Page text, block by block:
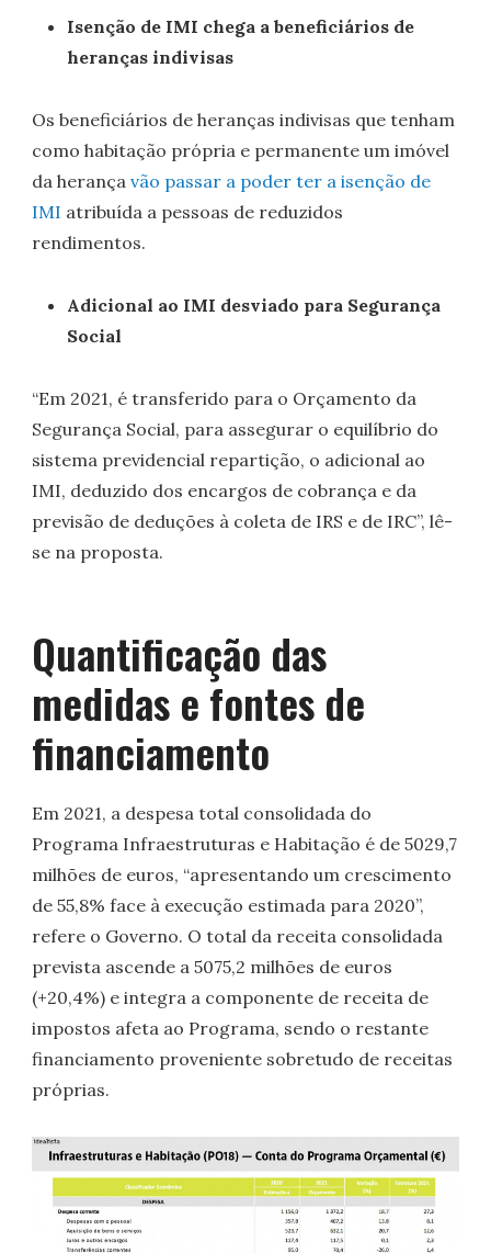
Isenção de IMI chega a beneficiários de
heranças indivisas
Os beneficiários de heranças indivisas que tenham
como habitação própria e permanente um imóvel
da herançavão passar a poder ter a isenção de
IMI atribuída a pessoas de reduzidos
rendimentos.
Adicional ao IMI desviado para Segurança
Social
“Em 2021, é transferido para o Orçamento da
Segurança Social, para assegurar o equilíbrio do
sistema previdencial repartição, o adicional ao
IMI, deduzido dos encargos de cobrança e da
previsão de deduções à coleta de IRS e de IRC”, lê-
se na proposta.
Quantificação das
medidas e fontes de
financiamento
Em 2021, a despesa total consolidada do
Programa Infraestruturas e Habitação é de 5029,7
milhões de euros, “apresentando um crescimento
de 55,8% face à execução estimada para 2020”,
refere o Governo. O total da receita consolidada
prevista ascende a 5075,2 milhões de euros
(+20,4%) e integra a componente de receita de
impostos afeta ao Programa, sendo o restante
financiamento proveniente sobretudo de receitas
próprias.